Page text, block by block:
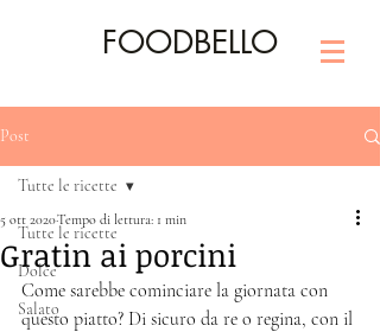
FOODBELLO
Post
Tutte le ricette
Dolce
Salato
Tutte le ricette
Gratin ai porcini
5 ott 2020Tempo di lettura: 1 min
Come sarebbe cominciare la giornata con
questo piatto? Di sicuro da re o regina, con il